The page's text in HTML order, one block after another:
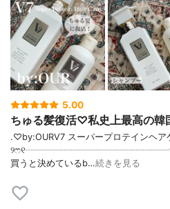
5.00
ちゅる髪復活♡私史上最高の韓
.♡by:OURV7 スーパープロテインヘア
୨ෆ୧┈┈┈┈┈┈┈┈┈┈┈┈┈┈┈┈୨ෆ୧次
買うと決めているb…続きを見る